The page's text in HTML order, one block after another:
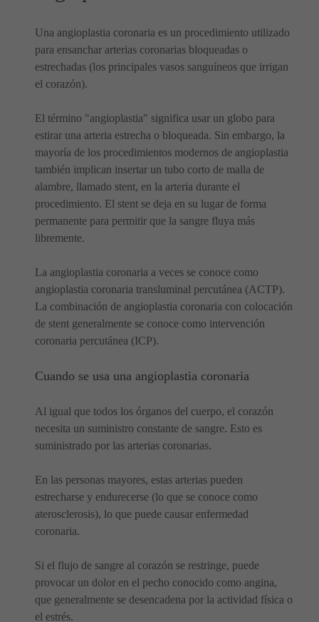
Una angioplastia coronaria es un procedimiento utilizado
para ensanchar arterias coronarias bloqueadas o
estrechadas (los principales vasos sanguíneos que irrigan
el corazón).
El término "angioplastia" significa usar un globo para
estirar una arteria estrecha o bloqueada. Sin embargo, la
mayoría de los procedimientos modernos de angioplastia
también implican insertar un tubo corto de malla de
alambre, llamado stent, en la arteria durante el
procedimiento. El stent se deja en su lugar de forma
permanente para permitir que la sangre fluya más
libremente.
La angioplastia coronaria a veces se conoce como
angioplastia coronaria transluminal percutánea (ACTP).
La combinación de angioplastia coronaria con colocación
de stent generalmente se conoce como intervención
coronaria percutánea (ICP).
Cuando se usa una angioplastia coronaria
Al igual que todos los órganos del cuerpo, el corazón
necesita un suministro constante de sangre. Esto es
suministrado por las arterias coronarias.
En las personas mayores, estas arterias pueden
estrecharse y endurecerse (lo que se conoce como
aterosclerosis), lo que puede causar enfermedad
coronaria.
Si el flujo de sangre al corazón se restringe, puede
provocar un dolor en el pecho conocido como angina,
que generalmente se desencadena por la actividad física o
el estrés.